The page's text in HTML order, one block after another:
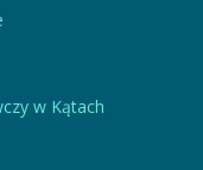
w Kątach